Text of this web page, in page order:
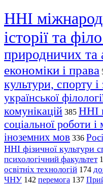
ННІ
історії та
природничих та
економіки і права
культури, спорту і
української
комунікацій 385 ННІ
соціальної роботи і
іноземних мов 336
ННІ фізичної культури
психологічний факультет
освітніх технологій 174
ЧНУ 142 перемога 137